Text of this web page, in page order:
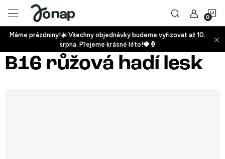
obsah
+
Máme prázdniny!☀️ Všechny objednávky budeme vyřizovat až 10.
srpna. Přejeme krásné léto!🍓🍦
B16 růžová hadí lesk